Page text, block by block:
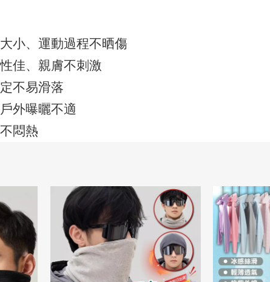
小、運動過程不晒傷
佳、親膚不刺激
不易滑落
外曝曬不適
悶熱